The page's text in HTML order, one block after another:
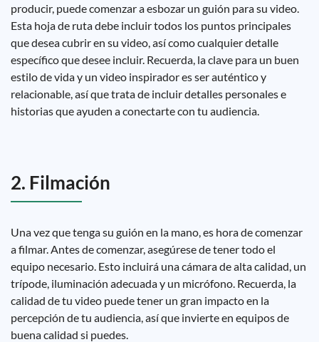
producir, puede comenzar a esbozar un guión para su video.
Esta hoja de ruta debe incluir todos los puntos principales
que desea cubrir en su video, así como cualquier detalle
específico que desee incluir. Recuerda, la clave para un buen
estilo de vida y un video inspirador es ser auténtico y
relacionable, así que trata de incluir detalles personales e
historias que ayuden a conectarte con tu audiencia.
2. Filmación
Una vez que tenga su guión en la mano, es hora de comenzar
a filmar. Antes de comenzar, asegúrese de tener todo el
equipo necesario. Esto incluirá una cámara de alta calidad, un
trípode, iluminación adecuada y un micrófono. Recuerda, la
calidad de tu video puede tener un gran impacto en la
percepción de tu audiencia, así que invierte en equipos de
buena calidad si puedes.